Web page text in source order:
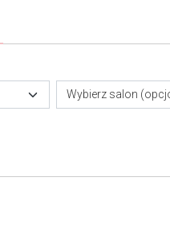
Wybierz salon